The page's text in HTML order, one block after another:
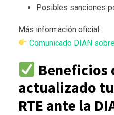
Posibles sanciones
Más información oficial:
Comunicado DIAN
Beneficios
actualizado
RTE ante la